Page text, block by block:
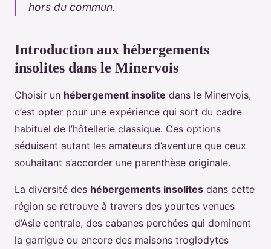
hors du commun.
Introduction aux hébergements
insolites dans le Minervois
Choisir un hébergement insolite dans le Minervois,
c’est opter pour une expérience qui sort du cadre
habituel de l’hôtellerie classique. Ces options
séduisent autant les amateurs d’aventure que ceux
souhaitant s’accorder une parenthèse originale.
La diversité des hébergements insolites dans cette
région se retrouve à travers des yourtes venues
d’Asie centrale, des cabanes perchées qui dominent
la garrigue ou encore des maisons troglodytes